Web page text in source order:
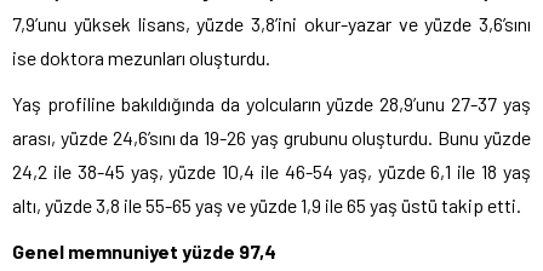
7,9’unu yüksek lisans, yüzde 3,8’ini okur-yazar ve yüzde 3,6’sını
ise doktora mezunları oluşturdu.
Yaş profiline bakıldığında da yolcuların yüzde 28,9’unu 27-37 yaş
arası, yüzde 24,6’sını da 19-26 yaş grubunu oluşturdu. Bunu yüzde
24,2 ile 38-45 yaş, yüzde 10,4 ile 46-54 yaş, yüzde 6,1 ile 18 yaş
altı, yüzde 3,8 ile 55-65 yaş ve yüzde 1,9 ile 65 yaş üstü takip etti.
Genel memnuniyet yüzde 97,4